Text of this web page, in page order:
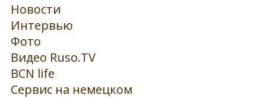
Новости
Интервью
Фото
Видео Ruso.TV
BCN life
Сервис на немецком